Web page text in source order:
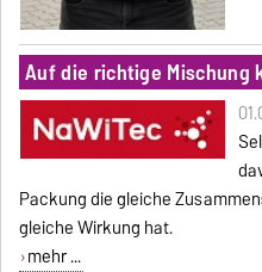
Auf die richtige Mischung
Packung die gleiche
gleiche Wirkung hat.
mehr ...